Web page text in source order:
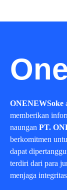
ONENEWSoke
memberikan
naungan PT.
berkomitmen
dapat
terdiri dari para
menjaga